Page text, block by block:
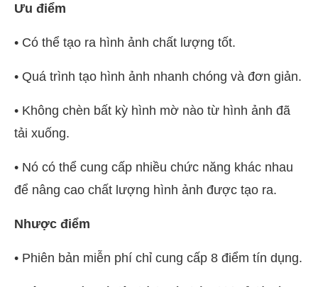
Ưu điểm
• Có thể tạo ra hình ảnh chất lượng tốt.
• Quá trình tạo hình ảnh nhanh chóng và đơn giản.
• Không chèn bất kỳ hình mờ nào từ hình ảnh đã
tải xuống.
• Nó có thể cung cấp nhiều chức năng khác nhau
để nâng cao chất lượng hình ảnh được tạo ra.
Nhược điểm
• Phiên bản miễn phí chỉ cung cấp 8 điểm tín dụng.